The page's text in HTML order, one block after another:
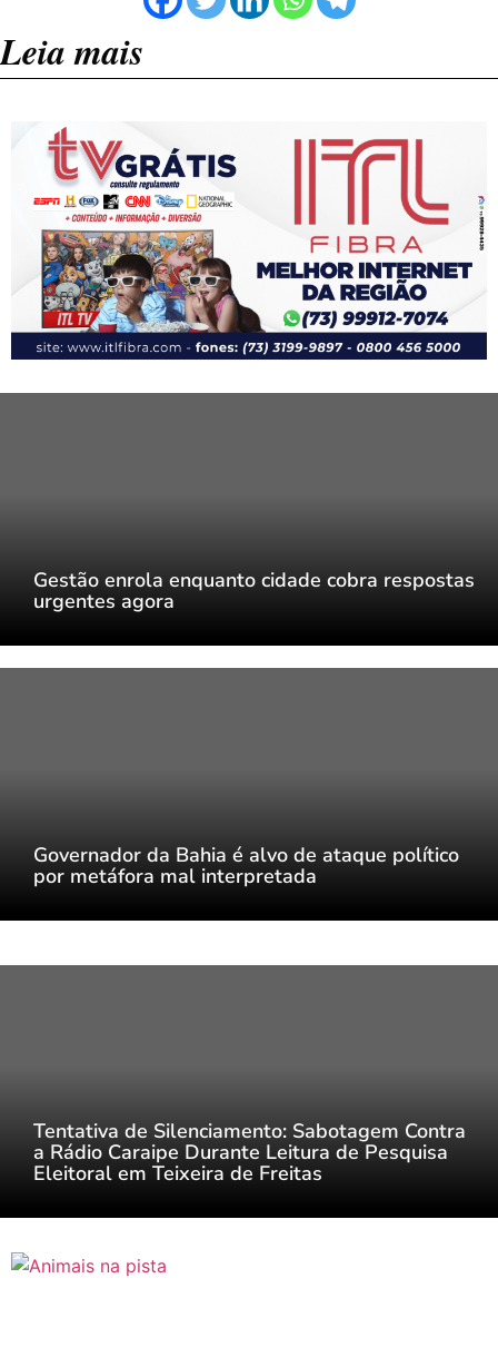
Leia mais
Gestão enrola enquanto cidade cobra respostas
urgentes agora
Governador da Bahia é alvo de ataque político
por metáfora mal interpretada
Tentativa de Silenciamento: Sabotagem Contra
a Rádio Caraipe Durante Leitura de Pesquisa
Eleitoral em Teixeira de Freitas